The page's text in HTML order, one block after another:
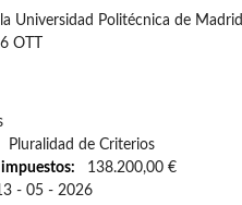
Universidad Politécnica de Madrid
OTT
Pluralidad de Criterios
138.200,00 €
- 05 - 2026